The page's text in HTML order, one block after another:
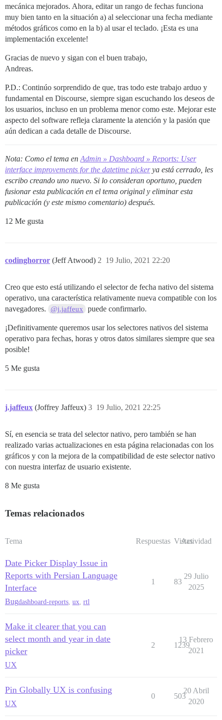
mecánica mejorados. Ahora, editar un rango de fechas funciona
muy bien tanto en la situación a) al seleccionar una fecha mediante
métodos gráficos como en la b) al usar el teclado. ¡Esta es una
implementación excelente!
Gracias de nuevo y sigan con el buen trabajo,
Andreas.
P.D.: Continúo sorprendido de que, tras todo este trabajo arduo y
fundamental en Discourse, siempre sigan escuchando los deseos de
los usuarios, incluso en un problema menor como este. Mejorar este
aspecto del software refleja claramente la atención y la pasión que
aún dedican a cada detalle de Discourse.
Nota: Como el tema en Admin » Dashboard » Reports: User
interface improvements for the datetime pickerya está cerrado, les
escribo creando uno nuevo. Si lo consideran oportuno, pueden
fusionar esta publicación en el tema original y eliminar esta
publicación (y este mismo comentario) después.
12 Me gusta
codinghorror (Jeff Atwood) 19 Julio, 2021 22:20
2
Creo que esto está utilizando el selector de fecha nativo del sistema
operativo, una característica relativamente nueva compatible con los
navegadores.
@j.jaffeux puede confirmarlo.
¡Definitivamente queremos usar los selectores nativos del sistema
operativo para fechas, horas y otros datos similares siempre que sea
posible!
5 Me gusta
j.jaffeux (Joffrey Jaffeux) 19 Julio, 2021 22:25
3
Sí, en esencia se trata del selector nativo, pero también se han
realizado varias actualizaciones en esta página relacionadas con los
gráficos y con la mejora de la compatibilidad de este selector nativo
con nuestra interfaz de usuario existente.
8 Me gusta
Temas relacionados
Tema Respuestas Vistas
Actividad
Date Picker Display Issue in
Reports with Persian Language
Interface
Bugdashboard-reports ux rtl
1 83
29 Julio
2025
Make it clearer that you can
select month and year in date
picker
UX
2 1239
13 Febrero
2021
Pin Globally UX is confusing
UX
0 503
20 Abril
2020